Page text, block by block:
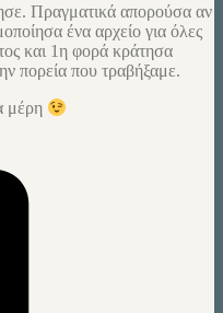
Πραγματικά απορούσα αν
ένα αρχείο για όλες
και 1η φορά κράτησα
πορεία που τραβήξαμε.
μέρη